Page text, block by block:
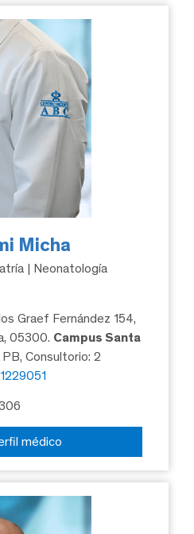
Micha
| Neonatología
Graef Fernández 154,
05300. Campus Santa
PB, Consultorio: 2
médico